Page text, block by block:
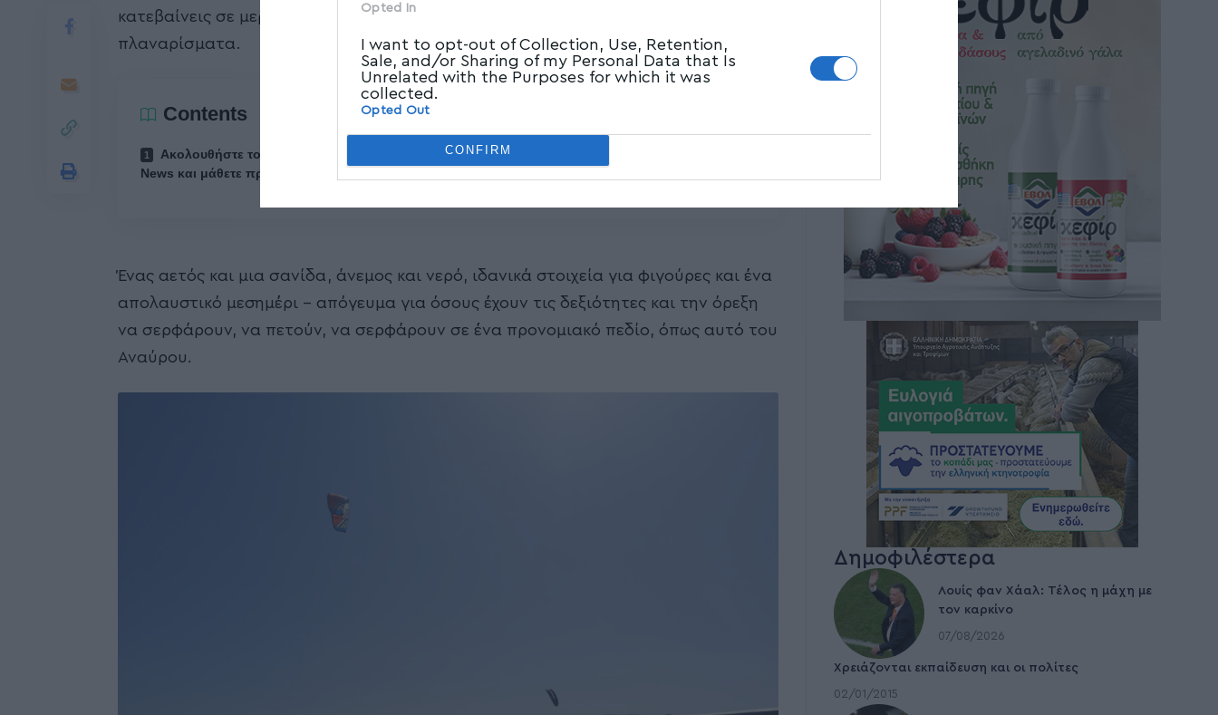
Opted In
I want to opt-out of Collection, Use, Retention,
Sale, and/or Sharing of my Personal Data that Is
Unrelated with the Purposes for which it was
collected.
Opted Out
CONFIRM
κατεβαίνεις σε μερικά λεπτά στον Άναυρο για απολαυστικές πτήσεις, άλματα και
πλαναρίσματα.
Contents
Ακολουθήστε το myvolos.net στο Google
News και μάθετε πρώτοι όλες τις ειδήσεις.
Myvolos.net στο Youtube
Ένας αετός και μια σανίδα, άνεμος και νερό, ιδανικά στοιχεία για φιγούρες και ένα
απολαυστικό μεσημέρι – απόγευμα για όσους έχουν τις δεξιότητες και την όρεξη
να σερφάρουν, να πετούν, να σερφάρουν σε ένα προνομιακό πεδίο, όπως αυτό του
Αναύρου.
Δημοφιλέστερα
Λουίς φαν Χάαλ: Τέλος η μάχη με
τον καρκίνο
07/08/2026
Χρειάζονται εκπαίδευση και οι πολίτες
02/01/2015